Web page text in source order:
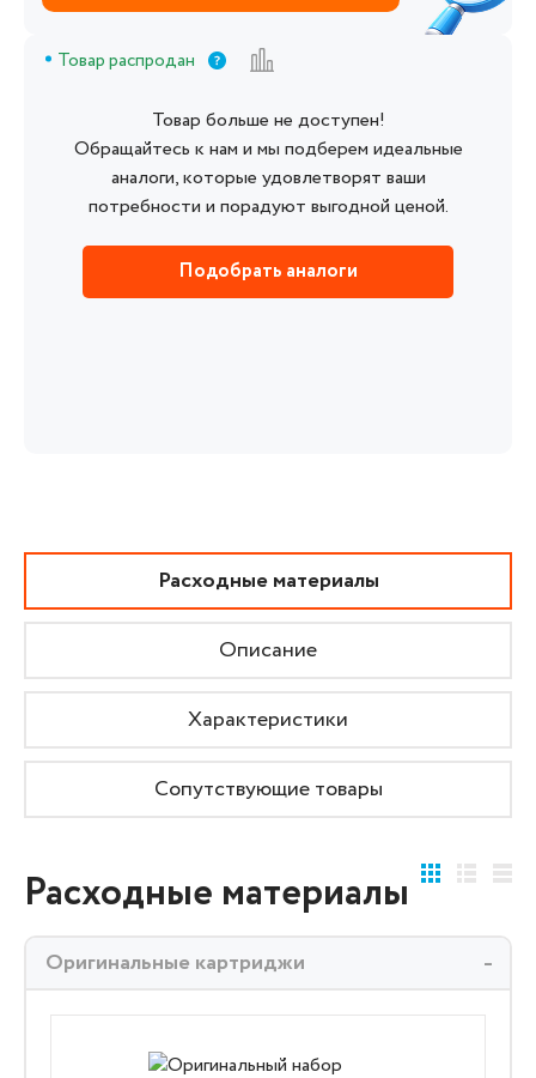
Товар распродан
Товар больше не доступен!
Обращайтесь к нам и мы подберем идеальные
аналоги, которые удовлетворят ваши
потребности и порадуют выгодной ценой.
Подобрать аналоги
Расходные материалы
Описание
Характеристики
Сопутствующие товары
Расходные материалы
Оригинальные картриджи